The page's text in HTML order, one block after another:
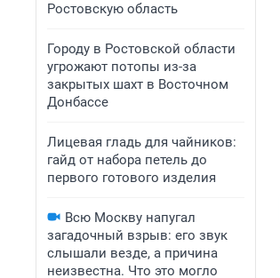
Ростовскую область
Городу в Ростовской области
угрожают потопы из-за
закрытых шахт в Восточном
Донбассе
Лицевая гладь для чайников:
гайд от набора петель до
первого готового изделия
Всю Москву напугал
загадочный взрыв: его звук
слышали везде, а причина
неизвестна. Что это могло